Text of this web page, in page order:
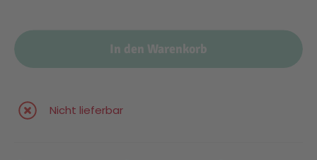
In den Warenkorb
Nicht lieferbar